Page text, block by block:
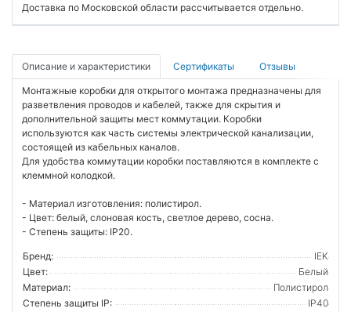
Доставка по Московской области рассчитывается отдельно.
Описание и характеристики Сертификаты Отзывы
Монтажные коробки для открытого монтажа предназначены для
разветвления проводов и кабелей, также для скрытия и
дополнительной защиты мест коммутации. Коробки
используются как часть системы электрической канализации,
состоящей из кабельных каналов.
Для удобства коммутации коробки поставляются в комплекте с
клеммной колодкой.
- Материал изготовления: полистирол.
- Цвет: белый, слоновая кость, светлое дерево, сосна.
- Степень защиты: IP20.
Бренд:
IEK
Цвет:
Белый
Материал:
Полистирол
Степень защиты IP:
IP40